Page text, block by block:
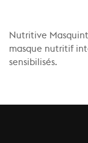
Nutritive
masque nutritif
sensibilisés.